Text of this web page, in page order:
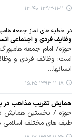
۱۳۹۳-۱۱-۱۱ ۱۳:۴۰
در خطبه های نماز جمعه
وظایف فردی و اجتماعی
حوزه/ امام جمعه
است: وظائف فردی و
انسانها…
۱۳۹۳-۱۱-۱۸ ۱۵:۲۵
همایش تقریب مذاهب در
حوزه / نخستين همايش
طيف هاي مختلف اسلامي